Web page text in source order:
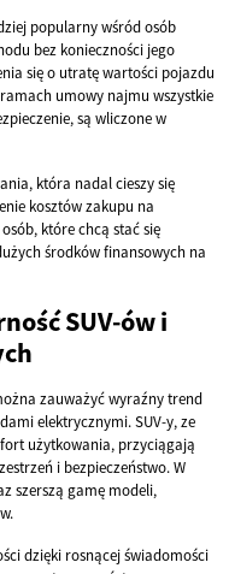
popularny wśród osób
bez konieczności jego
się o utratę wartości pojazdu
umowy najmu wszystkie
są wliczone w
która nadal cieszy się
kosztów zakupu na
które chcą stać się
środków finansowych na
SUV-ów i
zauważyć wyraźny trend
elektrycznymi. SUV-y, ze
użytkowania, przyciągają
i bezpieczeństwo. W
szerszą gamę modeli,
dzięki rosnącej świadomości